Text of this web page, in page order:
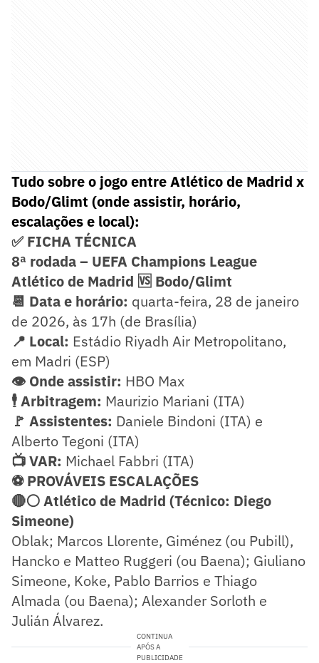
Tudo sobre o jogo entre Atlético de Madrid x
Bodo/Glimt (onde assistir, horário,
escalações e local):
✅ FICHA TÉCNICA
8ª rodada – UEFA Champions League
Atlético de Madrid 🆚 Bodo/Glimt
📆 Data e horário: quarta-feira, 28 de janeiro
de 2026, às 17h (de Brasília)
📍 Local: Estádio Riyadh Air Metropolitano,
em Madri (ESP)
👁️ Onde assistir: HBO Max
🕴️ Arbitragem: Maurizio Mariani (ITA)
🚩 Assistentes: Daniele Bindoni (ITA) e
Alberto Tegoni (ITA)
📺 VAR: Michael Fabbri (ITA)
⚽ PROVÁVEIS ESCALAÇÕES
🔴⚪ Atlético de Madrid (Técnico: Diego
Simeone)
Oblak; Marcos Llorente, Giménez (ou Pubill),
Hancko e Matteo Ruggeri (ou Baena); Giuliano
Simeone, Koke, Pablo Barrios e Thiago
Almada (ou Baena); Alexander Sorloth e
Julián Álvarez.
CONTINUA
APÓS A
PUBLICIDADE